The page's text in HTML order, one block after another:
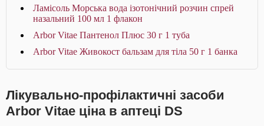
Ламісоль Морська вода ізотонічний розчин спрей
назальний 100 мл 1 флакон
Arbor Vitae Пантенол Плюс 30 г 1 туба
Arbor Vitae Живокост бальзам для тіла 50 г 1 банка
Лікувально-профілактичні засоби
Arbor Vitae ціна в аптеці DS